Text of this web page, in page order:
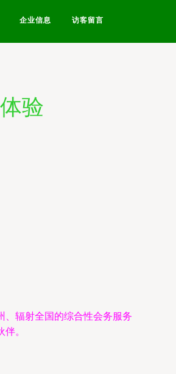
企业信息 访客留言
验
、辐射全国的综合性会务服务
。